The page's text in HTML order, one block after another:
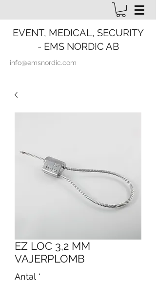
EVENT, MEDICAL, SECURITY
- EMS NORDIC AB
info@emsnordic.com
EZ LOC 3,2 MM
VAJERPLOMB
Antal *